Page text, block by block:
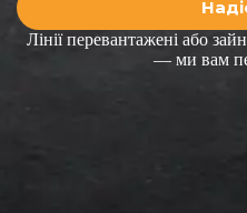
Лінії перевантажені або
— ми вам